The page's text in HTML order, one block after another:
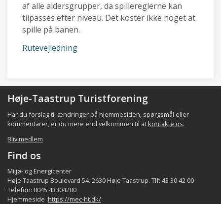
af alle aldersgrupper, da spillereglerne kan
tilpasses efter niveau. Det koster ikke noget at
spille på banen.
Rutevejledning
Høje-Taastrup Turistforening
Har du forslag til ændringer på hjemmesiden, spørgsmål eller
kommentarer, er du mere end velkommen til at kontakte os.
Bliv medlem
Find os
Miljø- og Energicenter
Høje Taastrup Boulevard 54. 2630 Høje Taastrup. Tlf: 43 30 42 00
Telefon: 0045 43304200
Hjemmeside :https://mec-ht.dk/